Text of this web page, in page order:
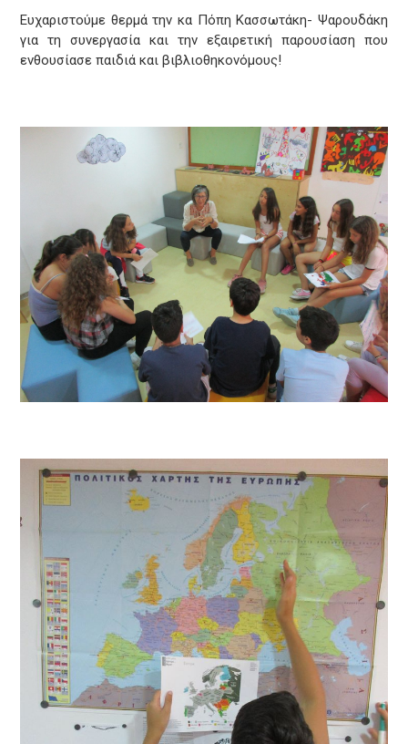
Ευχαριστούμε θερμά την κα Πόπη Κασσωτάκη- Ψαρουδάκη
για τη συνεργασία και την εξαιρετική παρουσίαση που
ενθουσίασε παιδιά και βιβλιοθηκονόμους!